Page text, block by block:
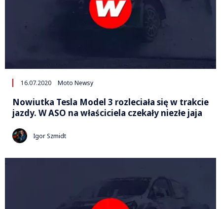
16.07.2020 Moto Newsy
Nowiutka Tesla Model 3 rozleciała się w trakcie
jazdy. W ASO na właściciela czekały niezłe jaja
Igor Szmidt